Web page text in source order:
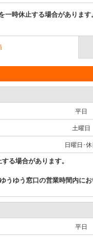
一時休止する場合があります。
平日
土曜日
日曜日･休
る場合があります。
うゆう窓口の営業時間内に
平日